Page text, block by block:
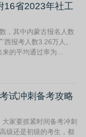
16省2023年社工
，其中内蒙古报名人数
报考人数3.26万人。
的平均通过率为
试冲刺备考攻略
家要抓紧时间备考冲刺
级还是初级的考生，都